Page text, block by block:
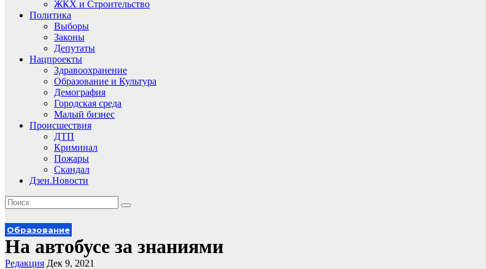
ЖКХ и Строительство
Политика
Выборы
Законы
Депутаты
Нацпроекты
Здравоохранение
Образование и Культура
Демография
Городская среда
Малый бизнес
Происшествия
ДТП
Криминал
Пожары
Скандал
Дзен.Новости
Образование
На автобусе за знаниями
Редакция Дек 9, 2021